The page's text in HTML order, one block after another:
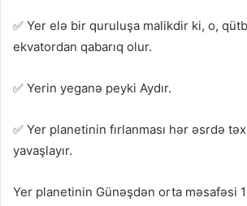
✅ Yer elə bir quruluşa malikdir ki, o,
ekvatordan qabarıq olur.
✅ Yerin yeganə peyki Aydır.
✅ Yer planetinin fırlanması hər əsrdə
yavaşlayır.
Yer planetinin Günəşdən orta məsafəsi